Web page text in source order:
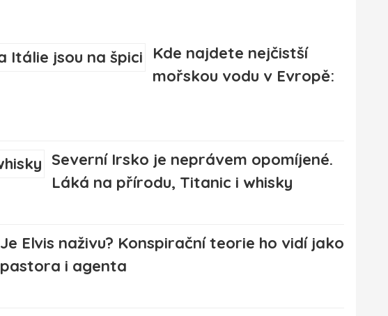
Kde najdete nejčistší
mořskou vodu v Evropě:
Severní Irsko je neprávem opomíjené.
Láká na přírodu, Titanic i whisky
Je Elvis naživu? Konspirační teorie ho vidí jako
pastora i agenta